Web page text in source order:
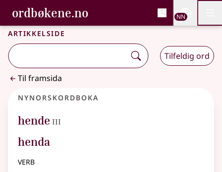
Gå til hovudinnhald
Tilgjenge
ordbøkene.no, Bokmålsordboka og
Bokmålsordboka og Nynorskordboka
NN
Artikkelside
Tilfeldig ord
Til framsida
Nynorskordboka
hende 3
III
henda
verb